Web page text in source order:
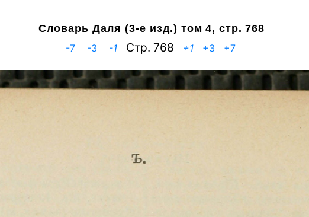
Словарь Даля (3-е изд.) том 4, стр. 768
-7
-3 -1 Cтр. 768 +1 +3 +7